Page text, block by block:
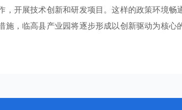
开展技术创新和研发项目。这样的政策环境畅
，临高县产业园将逐步形成以创新驱动为核心